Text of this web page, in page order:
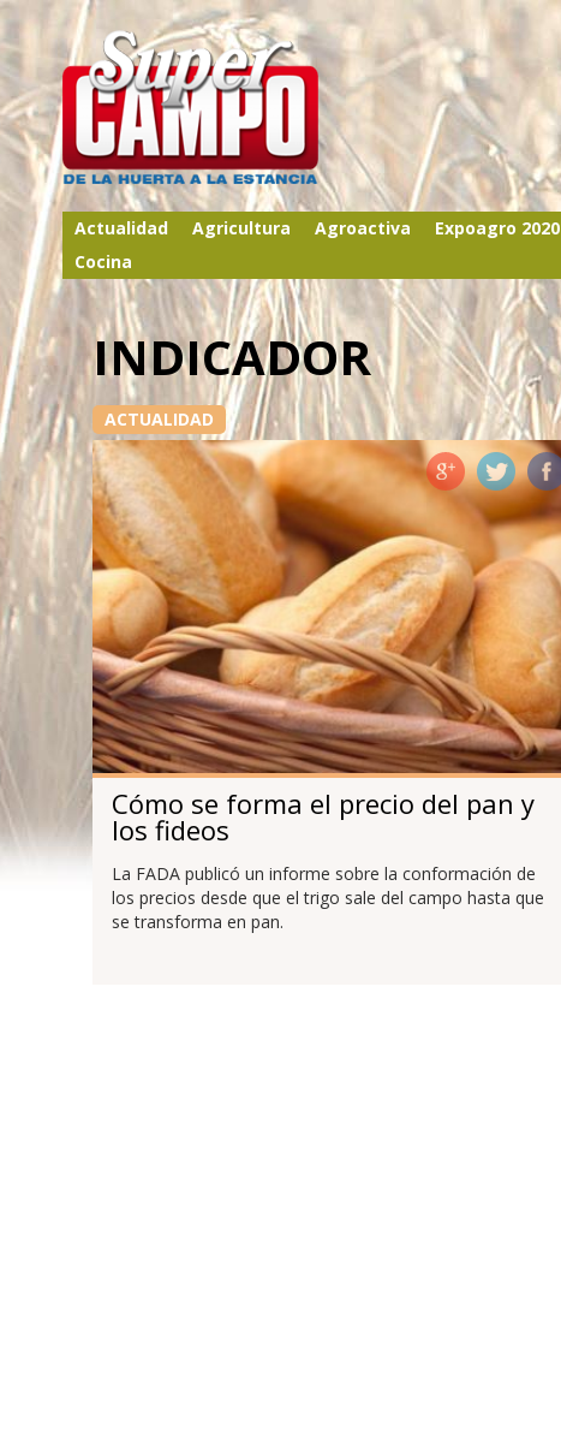
Actualidad Agricultura Agroactiva Expoagro 2020
Cocina
INDICADOR
ACTUALIDAD
Cómo se forma el precio del pan y
los fideos
La FADA publicó un informe sobre la conformación de
los precios desde que el trigo sale del campo hasta que
se transforma en pan.